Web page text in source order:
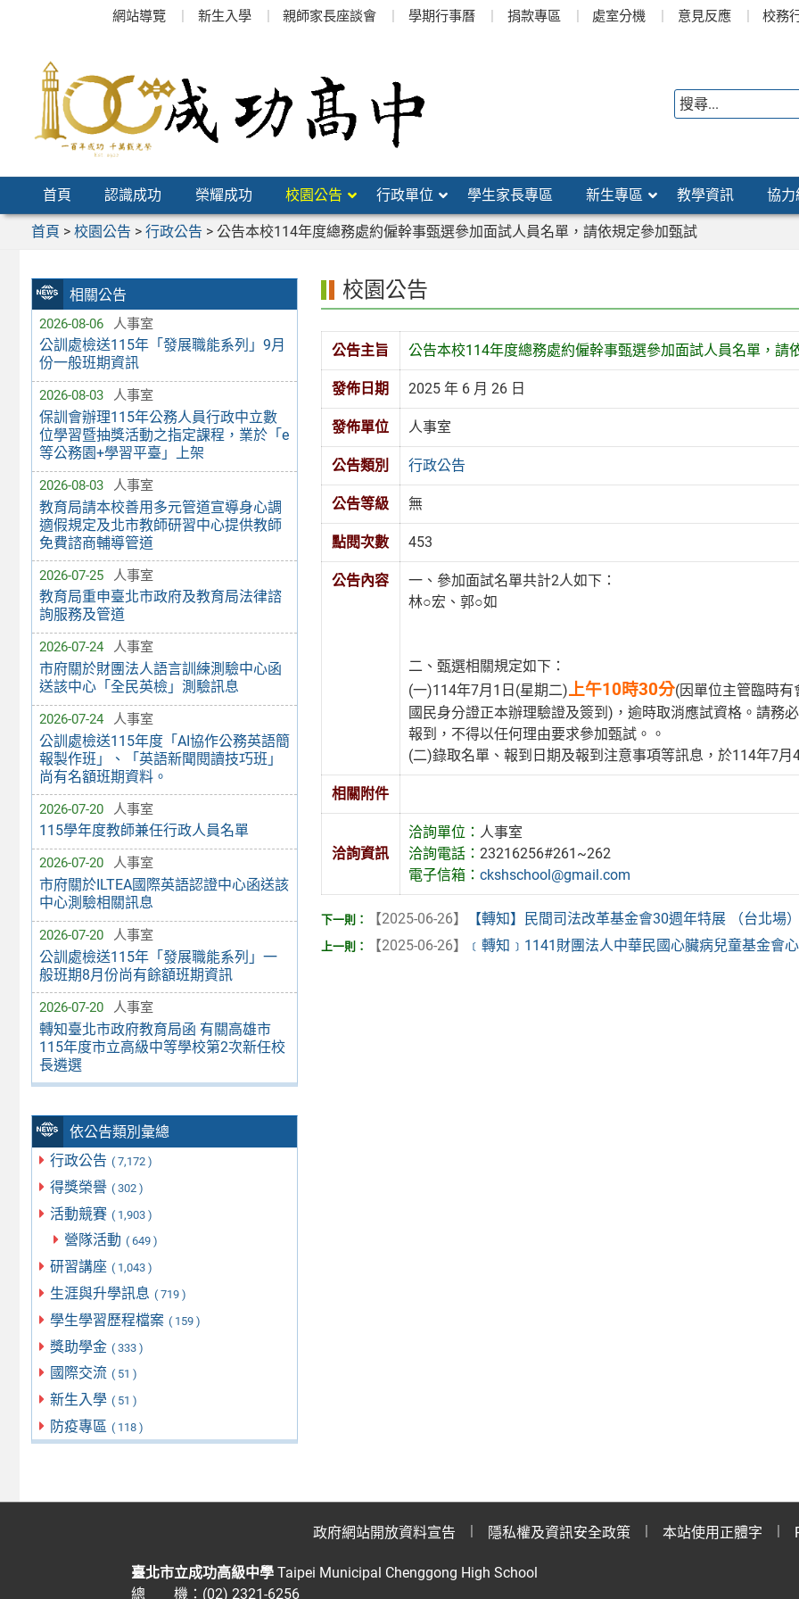
網站導覽 新生入學 親師家長座談會 學期行事曆 捐款專區 處室分機 意見反應 校務
首頁 認識成功 榮耀成功 校園公告 行政單位 學生家長專區 新生專區 教學資訊 協力
首頁 > 校園公告 > 行政公告 > 公告本校114年度總務處約僱幹事甄選參加面試人員名單，請依規定參加甄試
相關公告
2026-08-06 人事室
公訓處檢送115年「發展職能系列」9月
份一般班期資訊
2026-08-03 人事室
保訓會辦理115年公務人員行政中立數
位學習暨抽獎活動之指定課程，業於「e
等公務園+學習平臺」上架
2026-08-03 人事室
教育局請本校善用多元管道宣導身心調
適假規定及北市教師研習中心提供教師
免費諮商輔導管道
2026-07-25 人事室
教育局重申臺北市政府及教育局法律諮
詢服務及管道
2026-07-24 人事室
市府關於財團法人語言訓練測驗中心函
送該中心「全民英檢」測驗訊息
2026-07-24 人事室
公訓處檢送115年度「AI協作公務英語簡
報製作班」、「英語新聞閱讀技巧班」
尚有名額班期資料。
2026-07-20 人事室
115學年度教師兼任行政人員名單
2026-07-20 人事室
市府關於ILTEA國際英語認證中心函送該
中心測驗相關訊息
2026-07-20 人事室
公訓處檢送115年「發展職能系列」一
般班期8月份尚有餘額班期資訊
2026-07-20 人事室
轉知臺北市政府教育局函 有關高雄市
115年度市立高級中等學校第2次新任校
長遴選
依公告類別彙總
行政公告 ( 7,172 )
得獎榮譽 ( 302 )
活動競賽 ( 1,903 )
營隊活動 ( 649 )
研習講座 ( 1,043 )
生涯與升學訊息 ( 719 )
學生學習歷程檔案 ( 159 )
獎助學金 ( 333 )
國際交流 ( 51 )
新生入學 ( 51 )
防疫專區 ( 118 )
校園公告
公告主旨 公告本校114年度總務處約僱幹事甄選參加面試人員名單，請
發佈日期 2025 年 6 月 26 日
發佈單位 人事室
公告類別 行政公告
公告等級 無
點閱次數 453
公告內容
一、參加面試名單共計2人如下：
林○宏、郭○如
二、甄選相關規定如下：
(一)114年7月1日(星期二)上午10時30分(因單位主管臨時
國民身分證正本辦理驗證及簽到)，逾時取消應試資格。請務
報到，不得以任何理由要求參加甄試。。
(二)錄取名單、報到日期及報到注意事項等訊息，於114年7月
相關附件
洽詢資訊
洽詢單位： 人事室
洽詢電話：23216256#261~262
電子信箱：ckshschool@gmail.com
【2025-06-26】
【轉知】民間司法改革基金會30週年特展 （台北場）
【2025-06-26】
﹝轉知﹞1141財團法人中華民國心臟病兒童基金會
政府網站開放資料宣告 隱私權及資訊安全政策 本站使用正體字
臺北市立成功高級中學Taipei Municipal Chenggong High School
總 機：(02) 2321-6256